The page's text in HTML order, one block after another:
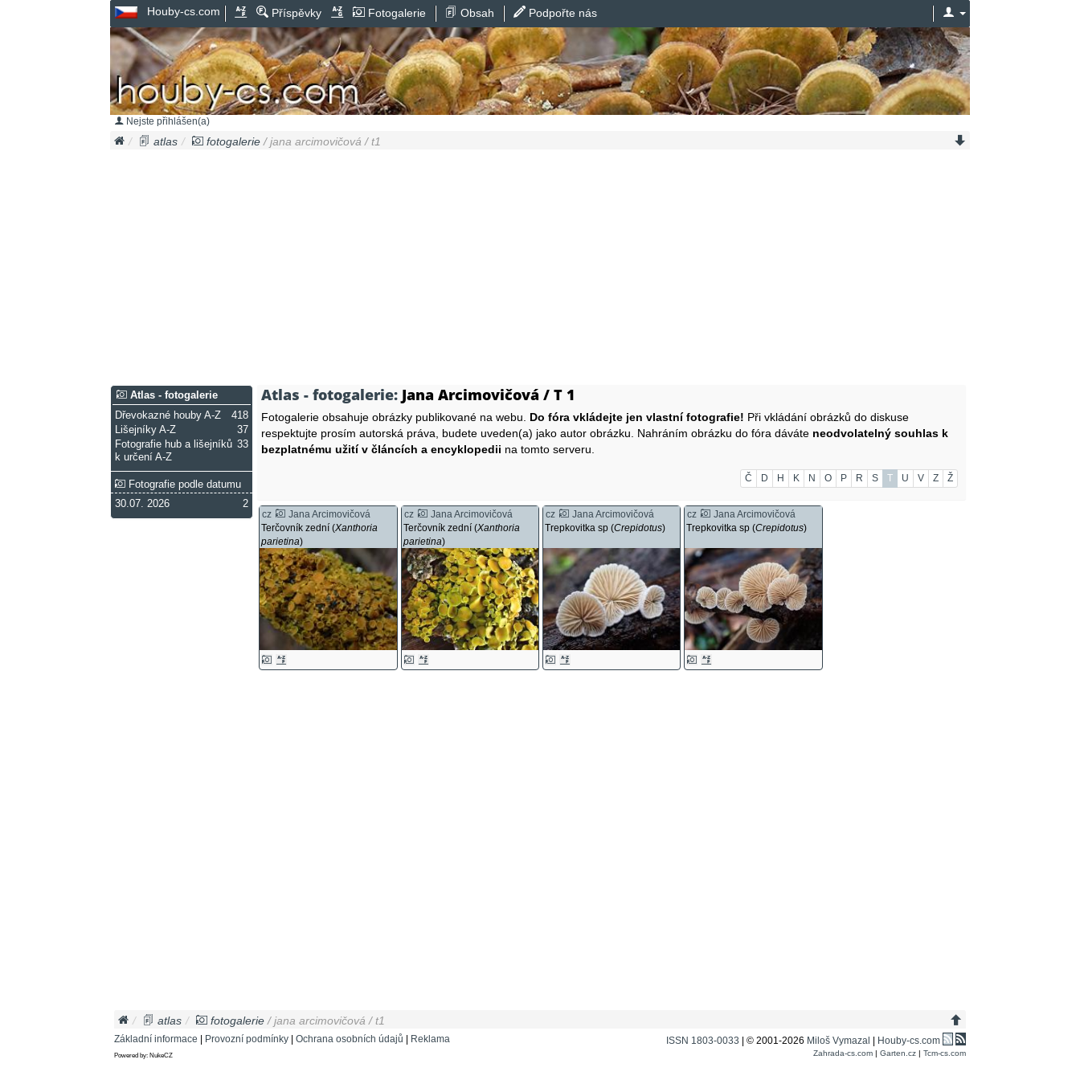
Houby-cs.com Příspěvky Fotogalerie Obsah Podpořte nás
Nejste přihlášen(a)
atlas fotogalerie / jana arcimovičová / t1
Atlas - fotogalerie: Jana Arcimovičová / T 1
Fotogalerie obsahuje obrázky publikované na webu. Do fóra vkládejte jen vlastní fotografie! Při vkládání obrázků do diskuse
respektujte prosím autorská práva, budete uveden(a) jako autor obrázku. Nahráním obrázku do fóra dáváte neodvolatelný souhlas k
bezplatnému užití v článcích a encyklopedii na tomto serveru.
Č D H K N O P R S T U V Z Ž
cz
Jana Arcimovičová
Terčovník zední (Xanthoria
parietina)
cz
Jana Arcimovičová
Terčovník zední (Xanthoria
parietina)
cz
Jana Arcimovičová
Trepkovitka sp (Crepidotus)
cz
Jana Arcimovičová
Trepkovitka sp (Crepidotus)
Atlas - fotogalerie
418
Dřevokazné houby A-Z
37
Lišejníky A-Z
33
Fotografie hub a lišejníků
k určení A-Z
Fotografie podle datumu
2
30.07. 2026
atlas fotogalerie / jana arcimovičová / t1
ISSN 1803-0033 | © 2001-2026 Miloš Vymazal | Houby-cs.com
Základní informace | Provozní podmínky | Ochrana osobních údajů | Reklama
Zahrada-cs.com | Garten.cz | Tcm-cs.com
Powered by: NukeCZ